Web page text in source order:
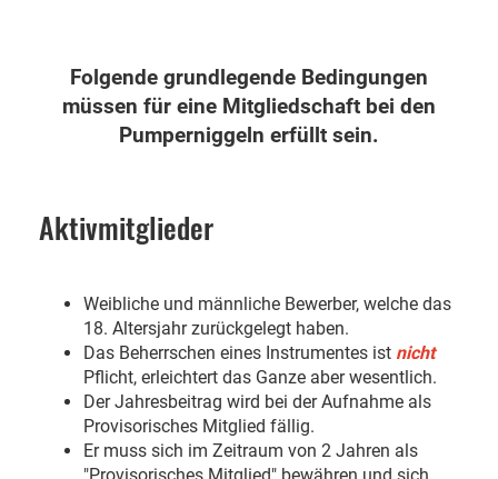
Folgende grundlegende Bedingungen
müssen für eine Mitgliedschaft bei den
Pumperniggeln erfüllt sein.
Aktivmitglieder
Weibliche und männliche Bewerber, welche das
18. Altersjahr zurückgelegt haben.
Das Beherrschen eines Instrumentes ist nicht
Pflicht, erleichtert das Ganze aber wesentlich.
Der Jahresbeitrag wird bei der Aufnahme als
Provisorisches Mitglied fällig.
Er muss sich im Zeitraum von 2 Jahren als